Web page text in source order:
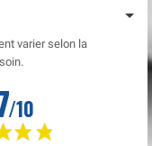
varier selon la